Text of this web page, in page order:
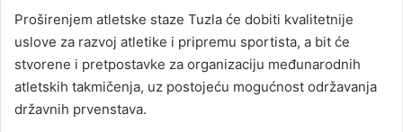
Proširenjem atletske staze Tuzla će dobiti kvalitetnije
uslove za razvoj atletike i pripremu sportista, a bit će
stvorene i pretpostavke za organizaciju međunarodnih
atletskih takmičenja, uz postojeću mogućnost održavanja
državnih prvenstava.